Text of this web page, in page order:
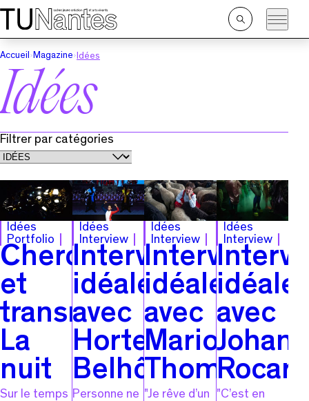
Passer directement à la navigation
Passer directement au contenu principal
Ouvrir
la
Accueil
Magazine Idées
Idées
Filtrer par catégories
Idées
Portfolio
Chercher
et
transmettre
La
nuit
Sur le temps
Idées
Interview
Interview
idéale
avec
Hortense
Belhôte
Personne ne
Idées
Interview
Interview
idéale
avec
Marion
Thomas
"Je rêve d’un
Idées
Interview
idéale
avec
Rocard
"C’est en